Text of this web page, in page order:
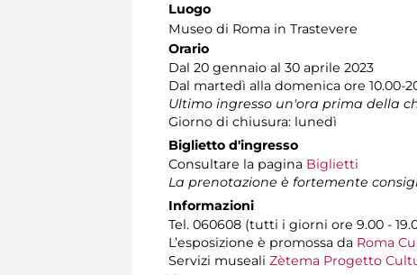
Luogo
Museo di Roma in Trastevere
Orario
Dal 20 gennaio al 30 aprile 2023
Dal martedì alla domenica ore 10.00-
Ultimo ingresso un'ora prima della
Giorno di chiusura: lunedì
Biglietto d'ingresso
Consultare la pagina Biglietti
La prenotazione è fortemente
Informazioni
Tel. 060608 (tutti i giorni ore 9.00 -
L’esposizione è promossa da Roma
Servizi museali Zètema Progetto